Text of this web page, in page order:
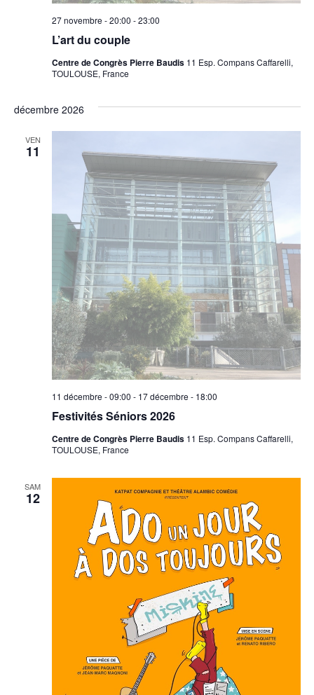
L’art du couple
27 novembre - 20:00 -23:00
Centre de Congrès Pierre Baudis 11 Esp. Compans Caffarelli,
TOULOUSE, France
décembre 2026
VEN
11
Festivités Séniors 2026
11 décembre - 09:00 - 17 décembre - 18:00
Centre de Congrès Pierre Baudis 11 Esp. Compans Caffarelli,
TOULOUSE, France
SAM
12